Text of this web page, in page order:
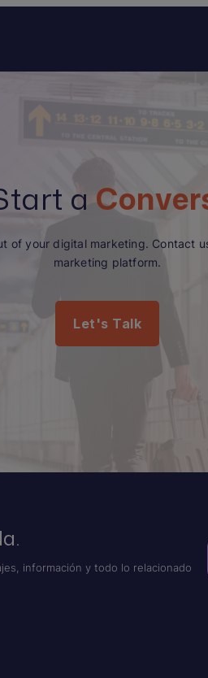
a
of your digital marketing. Contact
marketing platform.
Let's Talk
información y todo lo relacionado